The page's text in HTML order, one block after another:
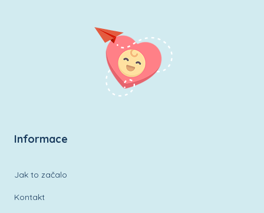
Informace
Jak to začalo
Kontakt